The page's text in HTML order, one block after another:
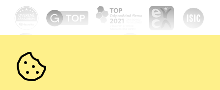
Vrátenie a reklamácia
Darčekové poukazy
Velkoobchod
We Care
Vuchlook
Predajne
Odoberať